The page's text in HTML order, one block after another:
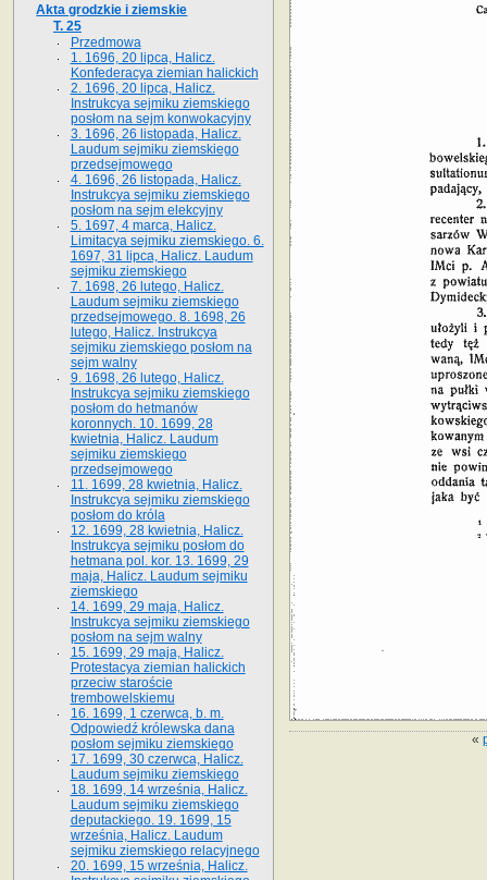
«
Akta grodzkie i ziemskie
T. 25
Przedmowa
1. 1696, 20 lipca, Halicz.
Konfederacya ziemian halickich
2. 1696, 20 lipca, Halicz.
Instrukcya sejmiku ziemskiego
posłom na sejm konwokacyjny
3. 1696, 26 listopada, Halicz.
Laudum sejmiku ziemskiego
przedsejmowego
4. 1696, 26 listopada, Halicz.
Instrukcya sejmiku ziemskiego
posłom na sejm elekcyjny
5. 1697, 4 marca, Halicz.
Limitacya sejmiku ziemskiego. 6.
1697, 31 lipca, Halicz. Laudum
sejmiku ziemskiego
7. 1698, 26 lutego, Halicz.
Laudum sejmiku ziemskiego
przedsejmowego. 8. 1698, 26
lutego, Halicz. Instrukcya
sejmiku ziemskiego posłom na
sejm walny
9. 1698, 26 lutego, Halicz.
Instrukcya sejmiku ziemskiego
posłom do hetmanów
koronnych. 10. 1699, 28
kwietnia, Halicz. Laudum
sejmiku ziemskiego
przedsejmowego
11. 1699, 28 kwietnia, Halicz.
Instrukcya sejmiku ziemskiego
posłom do króla
12. 1699, 28 kwietnia, Halicz.
Instrukcya sejmiku posłom do
hetmana pol. kor. 13. 1699, 29
maja, Halicz. Laudum sejmiku
ziemskiego
14. 1699, 29 maja, Halicz.
Instrukcya sejmiku ziemskiego
posłom na sejm walny
15. 1699, 29 maja, Halicz.
Protestacya ziemian halickich
przeciw staroście
trembowelskiemu
16. 1699, 1 czerwca, b. m.
Odpowiedź królewska dana
posłom sejmiku ziemskiego
17. 1699, 30 czerwca, Halicz.
Laudum sejmiku ziemskiego
18. 1699, 14 września, Halicz.
Laudum sejmiku ziemskiego
deputackiego. 19. 1699, 15
września, Halicz. Laudum
sejmiku ziemskiego relacyjnego
20. 1699, 15 września, Halicz.